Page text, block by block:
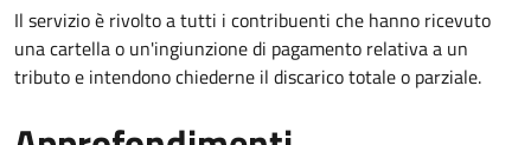
Il servizio è rivolto a tutti i contribuenti che hanno ricevuto
una cartella o un'ingiunzione di pagamento relativa a un
tributo e intendono chiederne il discarico totale o parziale.